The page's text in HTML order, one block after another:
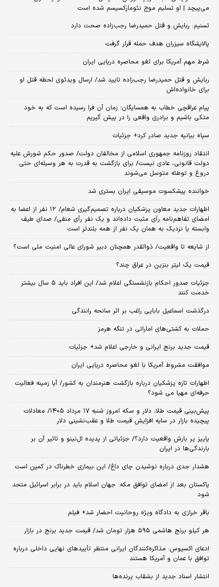
می‌پیچد | او تسلیم موج نئومارکسیسم شده است
تسنیم: ربایش و قتل حمیدرضا رجب‌زاده صحت دارد
پالایشگاه سیزران هدف حمله قرار گرفت
شرط مهم آمریکا برای لغو محاصره دریایی ایران
ربایش و قتل حمیدرضا رجب‌زاده تایید شد/ ارسال ویدئوی لحظه قتل او
برای خانواده‌اش
پیام عراقچی خطاب به همسایگان؛ زمان آن فرا رسیده است که به خود
متکی باشیم و برادری واقعی را در پیش گیریم
سپاه بیانیه جدید صادر کرد+ جزئیات
انتقاد روزنامه جمهوری اسلامی از مخالفان دولت/ صدور حکم شورش علیه
دولت قانونی، عادی نیست/ برای بازگشت به قدرت به هر وسیله‌ای حتی
دروغ و توطئه متوسل می‌شوند
خواننده پیشکسوت موسیقی ایران بستری شد
اظهارات جدید معاون پزشکیان درباره تصمیم‌گیری شعام/ ۱۲ نفر از اعضا به
امضای تفاهم‌نامه رأی مثبت داده‌اند و یک نفر رأی منفی/ صدای طیف
وابسته یا نزدیک به همان یک نفر از همه بلندتر است
از شایعه تا واقعیت/ ذوالقدر همچنان دبیر شورای ‌عالی امنیت ملی است؟
قیمت یک لیتر بنزین در عراق چند؟
جزئیات صدور احکام بازنشستگی اعلام شد/ این افراد باید ۵ سال بیشتر
خدمت کنند
درگذشت اسماعیل بابایی راغب بر اثر سانحه رانندگی
حملات به کشتی‌های اماراتی در تنگه هرمز
قیمت جدید برنج ایرانی و خارجی اعلام شد+ جزئیات
موافقت مشروط آمریکا با لغو محاصره دریایی ایران
اظهارات تازه پزشکیان درباره بازگشت هنرمندان به کشور/ آیا زمینه فعالیت
حرفه‌ای مهیا می شود؟
پیش‌بینی قیمت طلا، دلار و سکه امروز شنبه ۱۷ مرداد ۱۴۰۵/ معادلات
پیچیده بازار در سایه افزایش قیمت طلا و عقب‌نشینی دلار
پاییز پر بارش واقعیت دارد؟/ جزئیاتی از پدیده ال‌نینو و تاثیر آن بر
بارندگی‌ها در ایران
هشدار جدی درباره نوشیدن چای داغ/ این بیماری خطرناک در کمین است
پاکستان بعد از امضای توافق مکه: جهان اسلام باید در برابر اسرائیل متحد
شود
باقر خرازی به دادگاه ویژه روحانیت احضار شد+ فیلم
هر کیلو برنج هاشمی ۵۹۵ هزار تومان شد/ قیمت جدید برنج در بازار
ادعای اکسیوس: مذاکره‌کنندگان ایرانی منتظر تأییدهای نهایی داخلی درباره
توافق با عمان و آمریکا هستند
انتشار اسناد جدید از بشقاب پرنده‌ها